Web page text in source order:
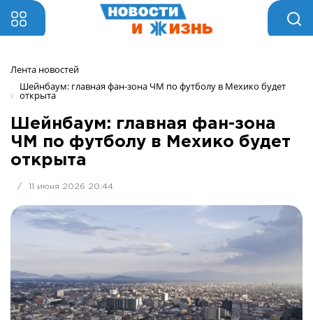
Лента новостей
Шейнбаум: главная фан-зона ЧМ по футболу в Мехико будет
открыта
Шейнбаум: главная фан-зона
ЧМ по футболу в Мехико будет
открыта
/ 11 июня 2026 20:44